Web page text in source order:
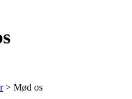
> Mød os